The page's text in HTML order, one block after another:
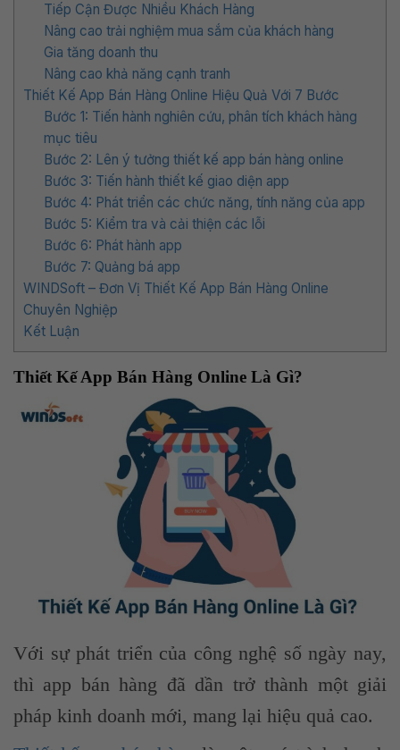
Tiếp Cận Được Nhiều Khách Hàng
Nâng cao trải nghiệm mua sắm của khách hàng
Gia tăng doanh thu
Nâng cao khả năng cạnh tranh
Thiết Kế App Bán Hàng Online Hiệu Quả Với 7 Bước
Bước 1: Tiến hành nghiên cứu, phân tích khách hàng
mục tiêu
Bước 2: Lên ý tưởng thiết kế app bán hàng online
Bước 3: Tiến hành thiết kế giao diện app
Bước 4: Phát triển các chức năng, tính năng của app
Bước 5: Kiểm tra và cải thiện các lỗi
Bước 6: Phát hành app
Bước 7: Quảng bá app
WINDSoft – Đơn Vị Thiết Kế App Bán Hàng Online
Chuyên Nghiệp
Kết Luận
Thiết Kế App Bán Hàng Online Là Gì?
Với sự phát triển của công nghệ số ngày nay,
thì app bán hàng đã dần trở thành một giải
pháp kinh doanh mới, mang lại hiệu quả cao.